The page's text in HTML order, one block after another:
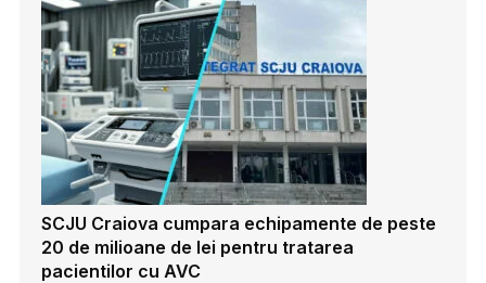
SCJU Craiova cumpara echipamente de peste
20 de milioane de lei pentru tratarea
pacientilor cu AVC